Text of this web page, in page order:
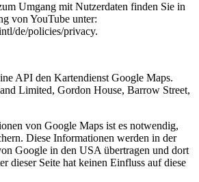
Umgang mit Nutzerdaten finden Sie in
von YouTube unter:
de/policies/privacy.
API den Kartendienst Google Maps.
Limited, Gordon House, Barrow Street,
von Google Maps ist es notwendig,
Diese Informationen werden in der
Google in den USA übertragen und dort
dieser Seite hat keinen Einfluss auf diese